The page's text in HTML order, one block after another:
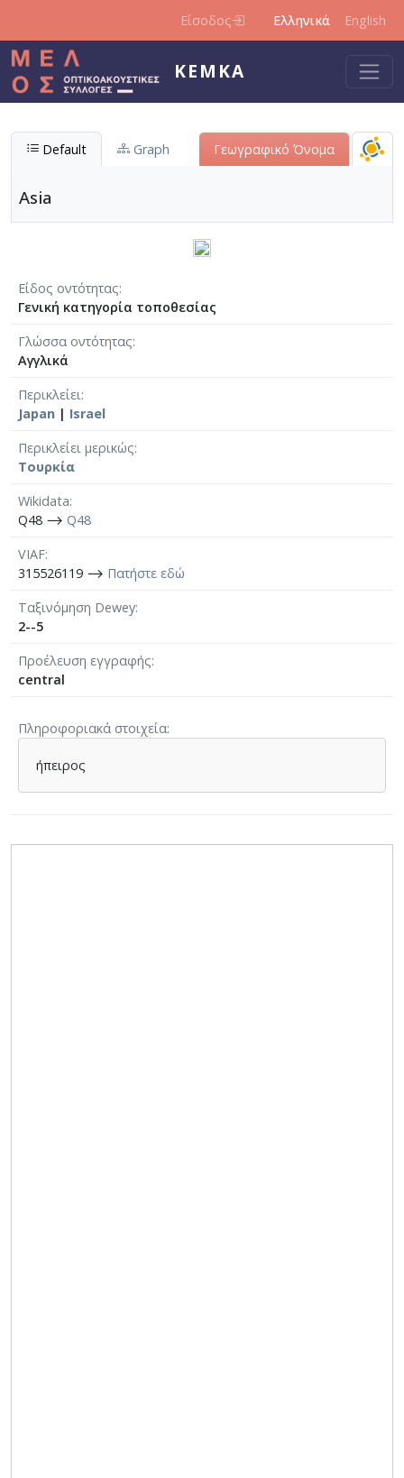
Είσοδος Ελληνικά English
ΚΕΜΚΑ
Default Graph Γεωγραφικό Όνομα
Asia
Είδος οντότητας
Γενική κατηγορία τοποθεσίας
Γλώσσα οντότητας
Αγγλικά
Περικλείει
Japan | Israel
Περικλείει μερικώς
Τουρκία
Wikidata
Q48 ⟶ Q48
VIAF
315526119 ⟶ Πατήστε εδώ
Ταξινόμηση Dewey
2--5
Προέλευση εγγραφής
central
Πληροφοριακά στοιχεία
ήπειρος